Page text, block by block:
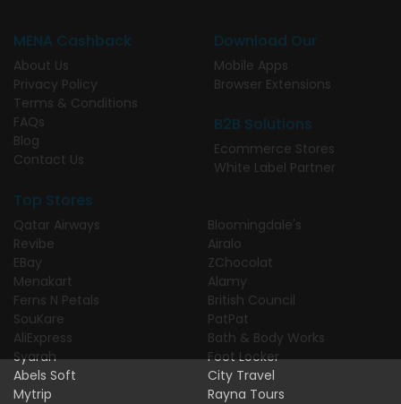
MENA Cashback
About Us
Privacy Policy
Terms & Conditions
FAQs
Blog
Contact Us
Download Our
Mobile Apps
Browser Extensions
B2B Solutions
Ecommerce Stores
White Label Partner
Top Stores
Qatar Airways
Revibe
EBay
Menakart
Ferns N Petals
SouKare
AliExpress
Syarah
Abels Soft
Mytrip
Bloomingdale's
Airalo
ZChocolat
Alamy
British Council
PatPat
Bath & Body Works
Foot Locker
City Travel
Rayna Tours